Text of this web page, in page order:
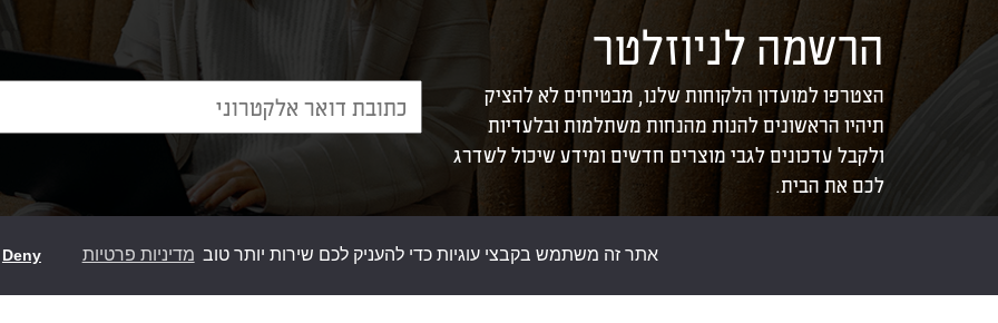
אתר זה משתמש בקבצי עוגיות כדי להעניק לכם שירות יותר טוב מדיניות פרטיות Deny
הרשמה לניוזלטר
הצטרפו למועדון הלקוחות שלנו, מבטיחים לא להציק
תיהיו הראשונים להנות מהנחות משתלמות ובלעדיות
ולקבל עדכונים לגבי מוצרים חדשים ומידע שיכול לשדרג
לכם את הבית.